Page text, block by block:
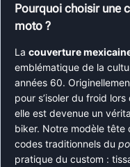
Pourquoi choisir une
moto ?
La couverture
emblématique de la
années 60.
pour s’isoler du froid
elle est devenue un
biker. Notre modèle tête
codes traditionnels du
pratique du custom :